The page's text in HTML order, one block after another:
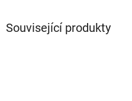
Související produkty